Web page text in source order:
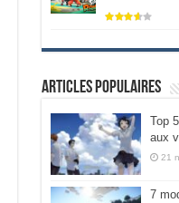
Articles populaires
Top
aux
21
7